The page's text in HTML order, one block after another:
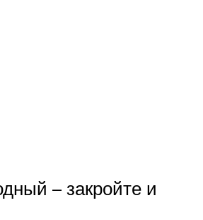
– закройте и